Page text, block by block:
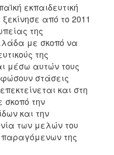
εκπαιδευτική
από το 2011
της
με σκοπό να
της
μέσω αυτών τους
στάσεις
και στη
σκοπό την
και την
των μελών του
παραγόμενων της